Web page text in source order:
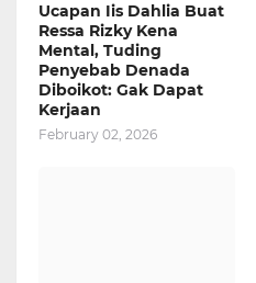
Ucapan Iis Dahlia Buat
Ressa Rizky Kena
Mental, Tuding
Penyebab Denada
Diboikot: Gak Dapat
Kerjaan
February 02, 2026